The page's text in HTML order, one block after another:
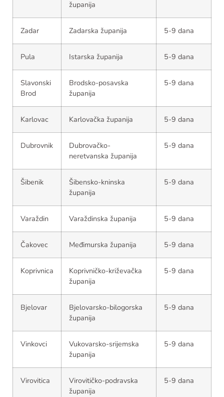
županija
Zadar Zadarska županija 5-9 dana
Pula Istarska županija 5-9 dana
Slavonski
Brod
Brodsko-posavska
županija
5-9 dana
Karlovac Karlovačka županija 5-9 dana
Dubrovnik
Dubrovačko-
neretvanska županija
5-9 dana
Šibenik
Šibensko-kninska
županija
5-9 dana
Varaždin Varaždinska županija 5-9 dana
Čakovec Međimurska županija 5-9 dana
Koprivnica
Koprivničko-križevačka
županija
5-9 dana
Bjelovar
Bjelovarsko-bilogorska
županija
5-9 dana
Vinkovci
Vukovarsko-srijemska
županija
5-9 dana
Virovitica
Virovitičko-podravska
županija
5-9 dana